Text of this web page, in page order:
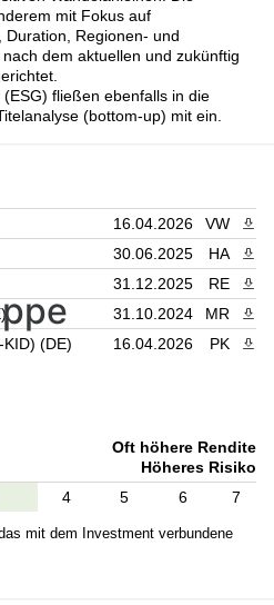
23/33 CV (1.26%)
DL-Zero Conv. Bonds 2024(29)
mit Fokus auf
Duration, Regionen- und
dem aktuellen und zukünftig
fließen ebenfalls in die
(bottom-up) mit ein.
16.04.2026 VW
30.06.2025 HA
31.12.2025 RE
31.10.2024 MR
(DE)
16.04.2026 PK
Oft höhere Rendite
Höheres Risiko
4 5 6 7
mit dem Investment verbundene